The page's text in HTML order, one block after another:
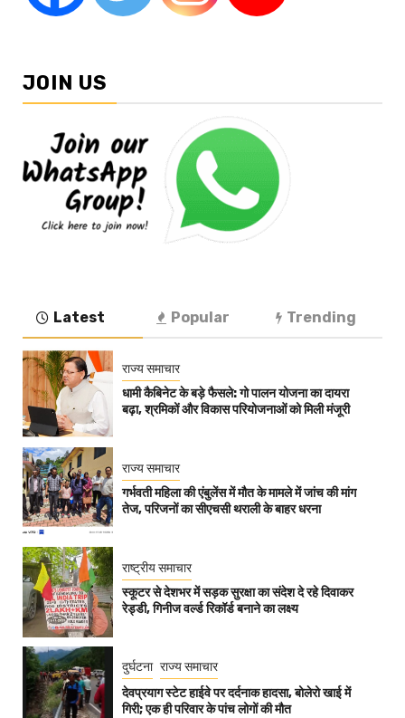
JOIN US
Latest Popular Trending
राज्य समाचार
धामी कैबिनेट के बड़े फैसले: गो पालन योजना का दायरा
बढ़ा, श्रमिकों और विकास परियोजनाओं को मिली मंजूरी
राज्य समाचार
गर्भवती महिला की एंबुलेंस में मौत के मामले में जांच की मांग
तेज, परिजनों का सीएचसी थराली के बाहर धरना
राष्ट्रीय समाचार
स्कूटर से देशभर में सड़क सुरक्षा का संदेश दे रहे दिवाकर
रेड्डी, गिनीज वर्ल्ड रिकॉर्ड बनाने का लक्ष्य
दुर्घटना राज्य समाचार
देवप्रयाग स्टेट हाईवे पर दर्दनाक हादसा, बोलेरो खाई में
गिरी; एक ही परिवार के पांच लोगों की मौत